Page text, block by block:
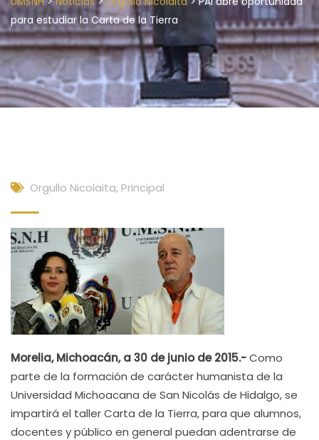
para estudiar la Carta de la Tierra
Orgullo Nicolaita, Principal
Morelia, Michoacán, a 30 de junio de 2015.-Como
parte de la formación de carácter humanista de la
Universidad Michoacana de San Nicolás de Hidalgo, se
impartirá el taller Carta de la Tierra, para que alumnos,
docentes y público en general puedan adentrarse de